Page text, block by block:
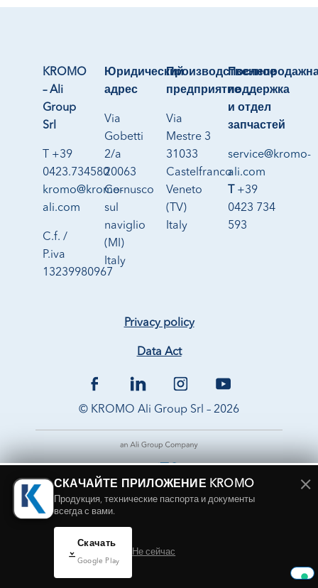
KROMO
– Ali
Group
Srl
T +39
0423.734580
kromo@kromo-
ali.com
C.f. /
P.iva
13239980967
Юридический
адрес
Via
Gobetti
2/a
20063
Cernusco
sul
naviglio
(MI)
Italy
Производственное
предприятие
Via
Mestre 3
31033
Castelfranco
Veneto
(TV)
Italy
поддержка
и отдел
запчастей
service@kromo-
ali.com
T +39
0423 734
593
Privacy policy
Data Act
© KROMO Ali Group Srl – 2026
СКАЧАЙТЕ ПРИЛОЖЕНИЕ KROMO
Продукция, технические паспорта и документы
всегда с вами.
Скачать
Google Play
Не сейчас
×